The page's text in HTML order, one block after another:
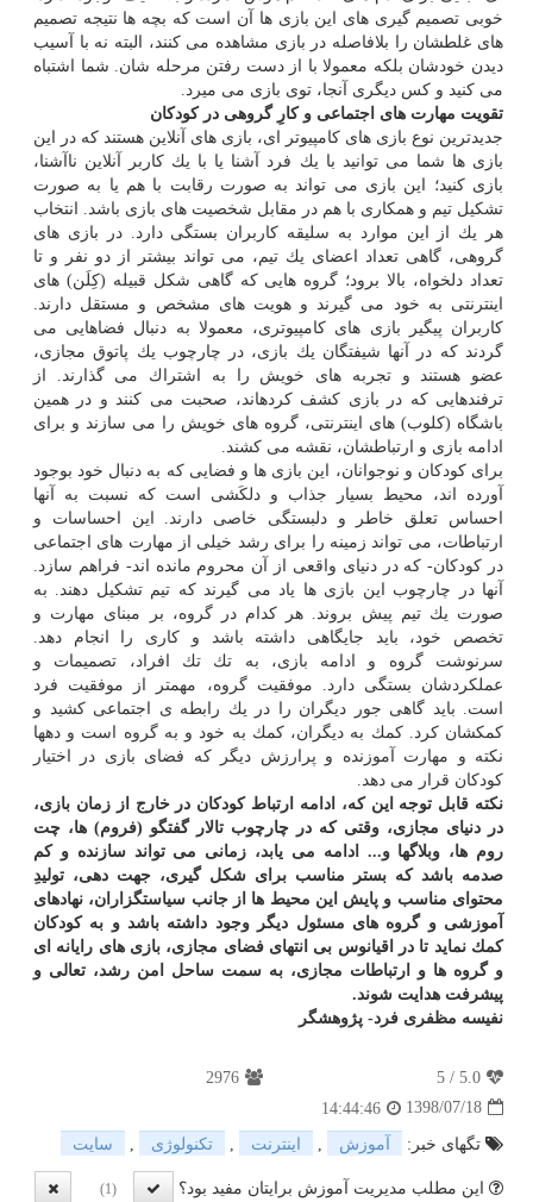
خوبی تصمیم‏ گیری‏ های این بازی‏ ها آن است كه بچه ‏ها نتیجه تصمیم
‏های غلط‏شان را بلافاصله در بازی مشاهده می كنند، البته نه با آسیب
دیدن خودشان بلكه معمولا با از دست رفتن مرحله ‏شان. شما اشتباه
می كنید و كس دیگری آنجا، توی بازی می‏ میرد.
تقویت مهارت‏ های اجتماعی و كارِ گروهی در كودكان
جدیدترین نوع بازی‏ های كامپیوتر ‏ای، بازی‏ های آنلاین هستند كه در این
بازی ‏ها شما می توانید با یك فرد آشنا یا با یك كاربر آنلاین ناآشنا،
بازی كنید؛ این بازی می ‏تواند به صورت رقابت با هم یا به صورت
تشكیل تیم و همكاری با هم در مقابل شخصیت ‏های بازی باشد. انتخاب
هر یك از این موارد به سلیقه كاربران بستگی دارد. در بازی ‏های
گروهی، گاهی تعداد اعضای یك تیم، می تواند بیشتر از دو نفر و تا
تعداد دلخواه، بالا برود؛ گروه‏ هایی كه گاهی شكل قبیله (كِلَن) های
اینترنتی به خود می گیرند و هویت ‏های مشخص و مستقل دارند.
كاربران پیگیر بازی‏ های كامپیوتری، معمولا به دنبال فضاهایی می
گردند كه در آنها شیفتگان یك بازی، در چارچوب یك پاتوق مجازی،
عضو هستند و تجربه ‏های خویش را به اشتراك می گذارند. از
ترفندهایی كه در بازی كشف كرده‏اند، صحبت می كنند و در همین
باشگاه (كلوب) های اینترنتی، گروه ‏های خویش را می سازند و برای
ادامه بازی و ارتباط‏شان، نقشه می كشند.
برای كودكان و نوجوانان، این بازی‏ ها و فضایی كه به دنبال خود بوجود
آورده ‏اند، محیط بسیار جذاب و دلكَشی‏ است كه نسبت به آنها
احساس تعلق خاطر و دلبستگی خاصی دارند. این احساسات و
ارتباطات، می‏ تواند زمینه را برای رشد خیلی از مهارت‏ های اجتماعی
در كودكان- كه در دنیای واقعی از آن محروم مانده‏ اند- فراهم سازد.
آنها در چارچوب این بازی ‏ها یاد می گیرند كه تیم تشكیل دهند. به
صورت یك تیم پیش بروند. هر كدام در گروه، بر مبنای مهارت و
تخصص خود، باید جایگاهی داشته باشد و كاری را انجام دهد.
سرنوشت گروه و ادامه بازی، به تك تك افراد، تصمیمات و
عملكردشان بستگی دارد. موفقیت گروه، مهم‏تر از موفقیت فرد
است. باید گاهی جور دیگران را در یك رابطه ی اجتماعی كشید و
كمك‏شان كرد. كمك به دیگران، كمك به خود و به گروه است و ده‏ها
نكته و مهارت آموزنده و پرارزش دیگر كه فضای بازی در اختیار
كودكان قرار می دهد.
نكته قابل توجه این كه، ادامه ارتباط كودكان در خارج از زمان بازی،
در دنیای مجازی، وقتی كه در چارچوب تالار گفتگو (فروم‏) ها، چت
روم‏ ها، وبلاگ‏ها و... ادامه می ‏یابد، زمانی می تواند سازنده و كم
صدمه باشد كه بستر مناسب برای شكل ‏گیری، جهت‏ دهی، تولیدِ
محتوای مناسب و پایش این محیط ‏ها از جانب سیاست‏گزاران، نهادهای
آموزشی و گروه ‏های مسئول دیگر وجود داشته باشد و به كودكان
كمك نماید تا در اقیانوس بی ‏انتهای فضای مجازی، بازی ‏های رایانه‏ ای
و گروه ‏ها و ارتباطات مجازی، به سمت ساحل امن رشد، تعالی و
پیشرفت هدایت شوند.
نفیسه مظفری فرد- پژوهشگر
5.0
/
5
2976
1398/07/18
14:44:46
تگهای خبر:
آموزش , اینترنت , تكنولوژی , سایت
این مطلب مدیریت آموزش برایتان مفید بود؟
(1)